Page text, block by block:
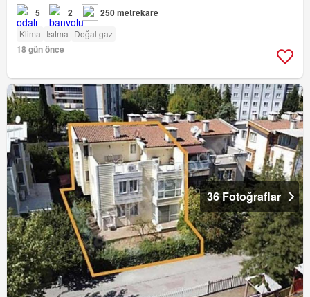
5 2 250 metrekare
Klima Isıtma Doğal gaz
18 gün önce
36 Fotoğraflar